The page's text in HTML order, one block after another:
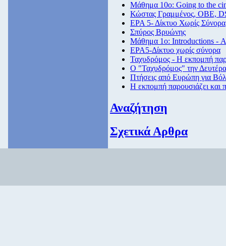
Μάθημα 10ο: Going to the
Κώστας Γραμμένος, ΟΒΕ,
ΕΡΑ 5- Δίκτυο Χωρίς Σύνορα
Σπύρος Βρυώνης
Μάθημα 1ο: Introductions -
ΕΡΑ5-Δίκτυο χωρίς σύνορα
Ταχυδρόμος - Η εκπομπή
Ο "Ταχυδρόμος" την
Πτήσεις από Eυρώπη για
Η εκπομπή παρουσιάζει και
Αναζήτηση
Σχετικά Αρθρα